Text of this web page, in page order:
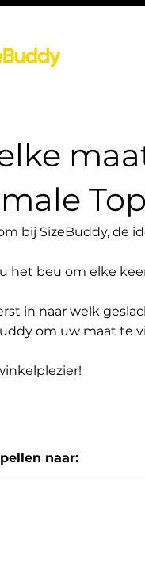
bij SizeBuddy, de
het beu om elke
in naar welk
om uw maat te
naar: